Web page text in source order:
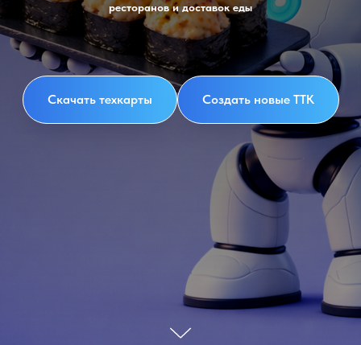
ресторанов и доставок еды
Скачать техкарты Создать новые ТТК